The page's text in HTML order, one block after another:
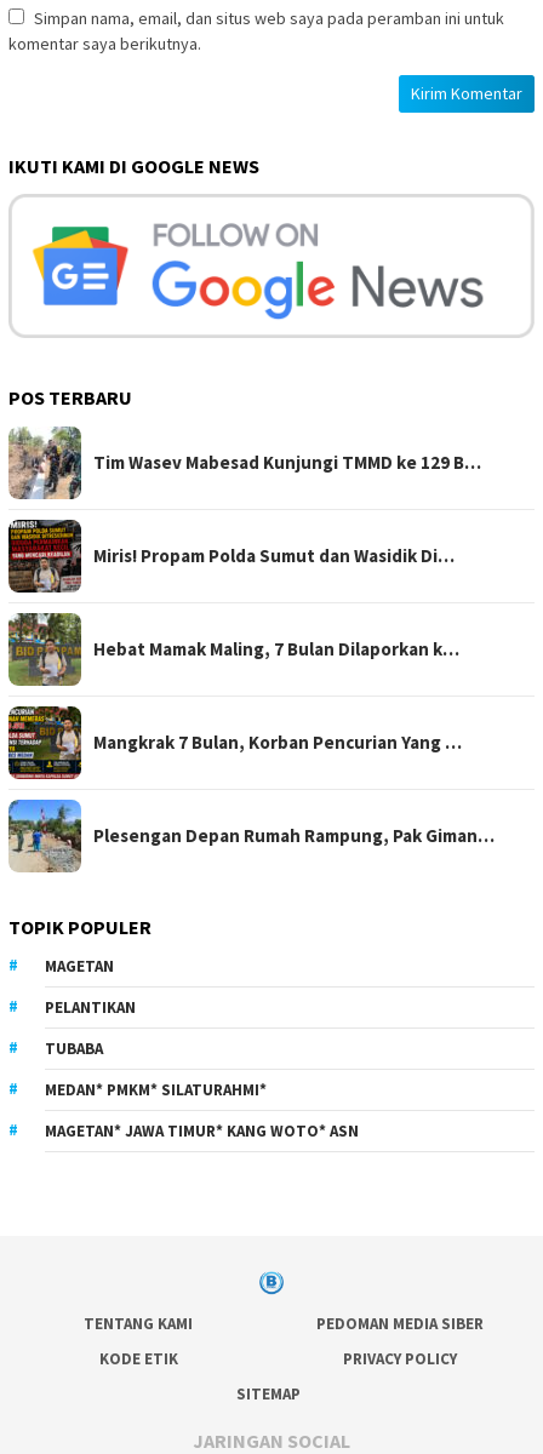
Simpan nama, email, dan situs web saya pada peramban ini untuk
komentar saya berikutnya.
IKUTI KAMI DI GOOGLE NEWS
POS TERBARU
Tim Wasev Mabesad Kunjungi TMMD ke 129 B…
Miris! Propam Polda Sumut dan Wasidik Di…
Hebat Mamak Maling, 7 Bulan Dilaporkan k…
Mangkrak 7 Bulan, Korban Pencurian Yang …
Plesengan Depan Rumah Rampung, Pak Giman…
TOPIK POPULER
MAGETAN
PELANTIKAN
TUBABA
MEDAN* PMKM* SILATURAHMI*
MAGETAN* JAWA TIMUR* KANG WOTO* ASN
TENTANG KAMI
PEDOMAN MEDIA SIBER
KODE ETIK
PRIVACY POLICY
SITEMAP
JARINGAN SOCIAL